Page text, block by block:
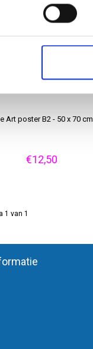
Art poster B2 - 50 x 70 cm
€12,50
1 van 1